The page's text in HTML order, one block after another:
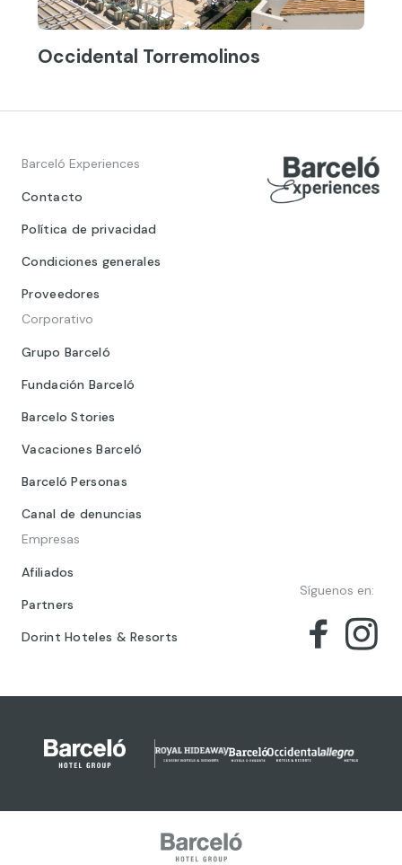
Occidental Torremolinos
Barceló Experiences
Contacto
Política de privacidad
Condiciones generales
Proveedores
Corporativo
Grupo Barceló
Fundación Barceló
Barcelo Stories
Vacaciones Barceló
Barceló Personas
Canal de denuncias
Empresas
Afiliados
Partners
Dorint Hoteles & Resorts
Síguenos en: